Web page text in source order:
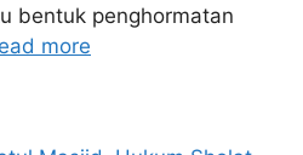
bentuk penghormatan
more